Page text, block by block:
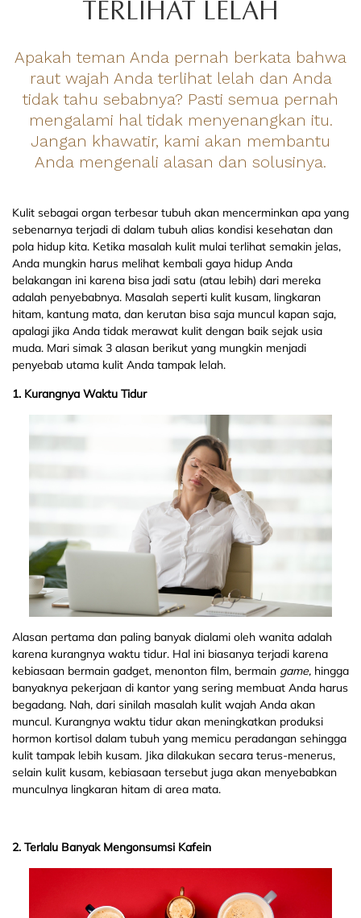
TERLIHAT LELAH
Apakah teman Anda pernah berkata bahwa
raut wajah Anda terlihat lelah dan Anda
tidak tahu sebabnya? Pasti semua pernah
mengalami hal tidak menyenangkan itu.
Jangan khawatir, kami akan membantu
Anda mengenali alasan dan solusinya.
Kulit sebagai organ terbesar tubuh akan mencerminkan apa yang
sebenarnya terjadi di dalam tubuh alias kondisi kesehatan dan
pola hidup kita. Ketika masalah kulit mulai terlihat semakin jelas,
Anda mungkin harus melihat kembali gaya hidup Anda
belakangan ini karena bisa jadi satu (atau lebih) dari mereka
adalah penyebabnya. Masalah seperti kulit kusam, lingkaran
hitam, kantung mata, dan kerutan bisa saja muncul kapan saja,
apalagi jika Anda tidak merawat kulit dengan baik sejak usia
muda. Mari simak 3 alasan berikut yang mungkin menjadi
penyebab utama kulit Anda tampak lelah.
1. Kurangnya Waktu Tidur
Alasan pertama dan paling banyak dialami oleh wanita adalah
karena kurangnya waktu tidur. Hal ini biasanya terjadi karena
kebiasaan bermain gadget, menonton film, bermain game, hingga
banyaknya pekerjaan di kantor yang sering membuat Anda harus
begadang. Nah, dari sinilah masalah kulit wajah Anda akan
muncul. Kurangnya waktu tidur akan meningkatkan produksi
hormon kortisol dalam tubuh yang memicu peradangan sehingga
kulit tampak lebih kusam. Jika dilakukan secara terus-menerus,
selain kulit kusam, kebiasaan tersebut juga akan menyebabkan
munculnya lingkaran hitam di area mata.
2. Terlalu Banyak Mengonsumsi Kafein